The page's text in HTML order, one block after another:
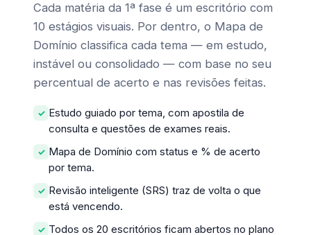
Cada matéria da 1ª fase é um escritório com
10 estágios visuais. Por dentro, o Mapa de
Domínio classifica cada tema — em estudo,
instável ou consolidado — com base no seu
percentual de acerto e nas revisões feitas.
Estudo guiado por tema, com apostila de
consulta e questões de exames reais.
Mapa de Domínio com status e % de acerto
por tema.
Revisão inteligente (SRS) traz de volta o que
está vencendo.
Todos os 20 escritórios ficam abertos no plano